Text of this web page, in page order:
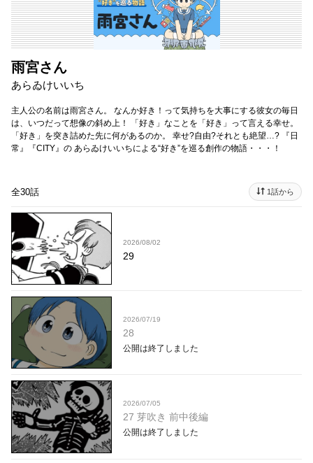
雨宮さん
あらゐけいいち
主人公の名前は雨宮さん。 なんか好き！って気持ちを大事にする彼女の毎日
は、いつだって想像の斜め上！ 「好き」なことを「好き」って言える幸せ。
「好き」を突き詰めた先に何があるのか。 幸せ?自由?それとも絶望…? 『日
常』『CITY』の あらゐけいいちによる“好き”を巡る創作の物語・・・！
全30話 1話から
2026/08/02
29
2026/07/19
28
公開は終了しました
2026/07/05
27 芽吹き 前中後編
公開は終了しました